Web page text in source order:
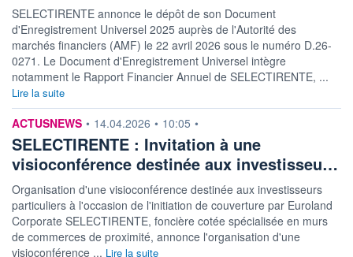
SELECTIRENTE annonce le dépôt de son Document
d'Enregistrement Universel 2025 auprès de l'Autorité des
marchés financiers (AMF) le 22 avril 2026 sous le numéro D.26-
0271. Le Document d'Enregistrement Universel intègre
notamment le Rapport Financier Annuel de SELECTIRENTE, ...
Lire la suite
information fournie par
ACTUSNEWS • 14.04.2026 • 10:05 •
SELECTIRENTE : Invitation à une
visioconférence destinée aux investisseu…
Organisation d'une visioconférence destinée aux investisseurs
particuliers à l'occasion de l'initiation de couverture par Euroland
Corporate SELECTIRENTE, foncière cotée spécialisée en murs
de commerces de proximité, annonce l'organisation d'une
visioconférence ... Lire la suite